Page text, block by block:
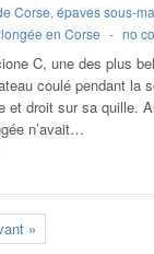
Corse, épaves sous-
en Corse - no
C, une des plus
coulé pendant la
et droit sur sa quille.
n’avait…
»